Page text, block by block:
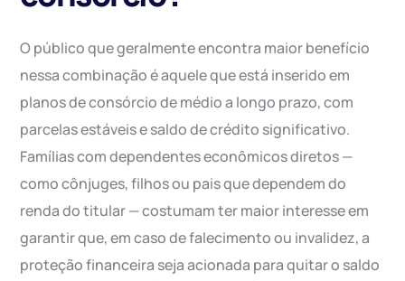
O público que geralmente encontra maior benefício
nessa combinação é aquele que está inserido em
planos de consórcio de médio a longo prazo, com
parcelas estáveis e saldo de crédito significativo.
Famílias com dependentes econômicos diretos —
como cônjuges, filhos ou pais que dependem do
renda do titular — costumam ter maior interesse em
garantir que, em caso de falecimento ou invalidez, a
proteção financeira seja acionada para quitar o saldo